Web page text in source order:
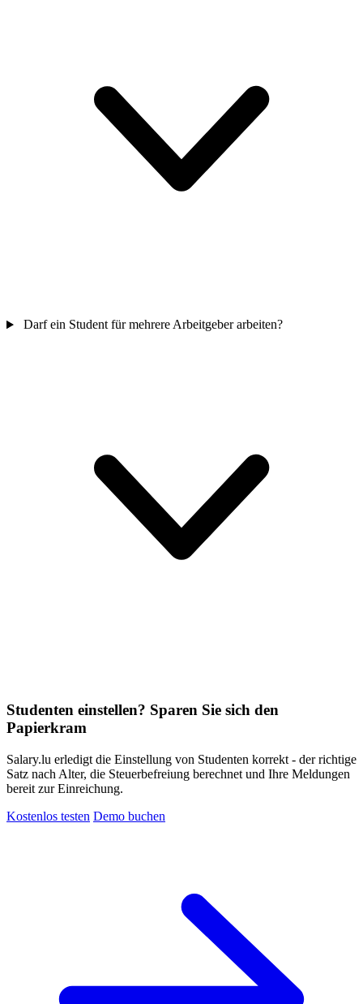
Darf ein Student für mehrere Arbeitgeber arbeiten?
Studenten einstellen? Sparen Sie sich den
Papierkram
Salary.lu erledigt die Einstellung von Studenten korrekt - der richtige
Satz nach Alter, die Steuerbefreiung berechnet und Ihre Meldungen
bereit zur Einreichung.
Kostenlos testen Demo buchen